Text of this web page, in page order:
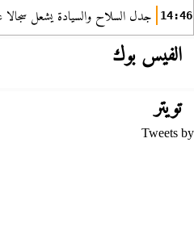
14:46 جدل السلاح والسيادة يشعل سجالا
الفيس بوك
تويتر
Tweets by